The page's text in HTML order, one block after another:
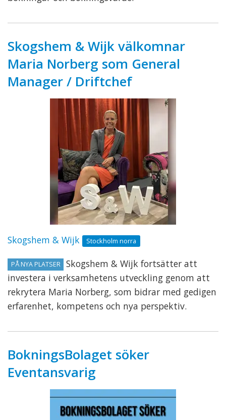
Skogshem & Wijk välkomnar
Maria Norberg som General
Manager / Driftchef
Skogshem & Wijk Stockholm norra
PÅ NYA PLATSER
Skogshem & Wijk fortsätter att
investera i verksamhetens utveckling genom att
rekrytera Maria Norberg, som bidrar med gedigen
erfarenhet, kompetens och nya perspektiv.
BokningsBolaget söker
Eventansvarig